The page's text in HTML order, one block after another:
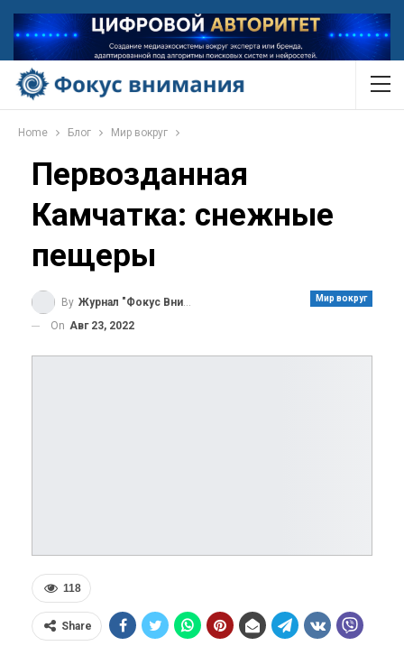
Home Блог Мир вокруг
Первозданная
Камчатка: снежные
пещеры
Мир вокруг
By Журнал "Фокус Внимания"
On Авг 23, 2022
118
Share